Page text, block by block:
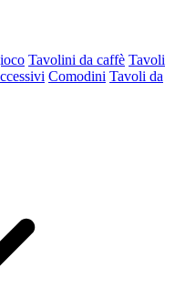
Tavolini da caffè Tavoli
Comodini Tavoli da